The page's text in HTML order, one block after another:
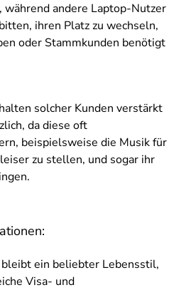
andere Laptop-Nutzer
ihren Platz zu wechseln,
oder Stammkunden benötigt
solcher Kunden verstärkt
da diese oft
beispielsweise die Musik für
zu stellen, und sogar ihr
ein beliebter Lebensstil,
Visa- und